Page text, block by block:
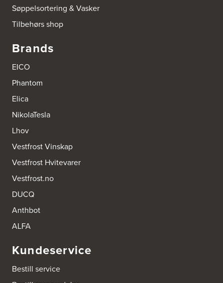
Søppelsortering & Vasker
Tilbehørs shop
Brands
EICO
Phantom
Elica
NikolaTesla
Lhov
Vestfrost Vinskap
Vestfrost Hvitevarer
Vestfrost.no
DUCQ
Anthbot
ALFA
Kundeservice
Bestill service